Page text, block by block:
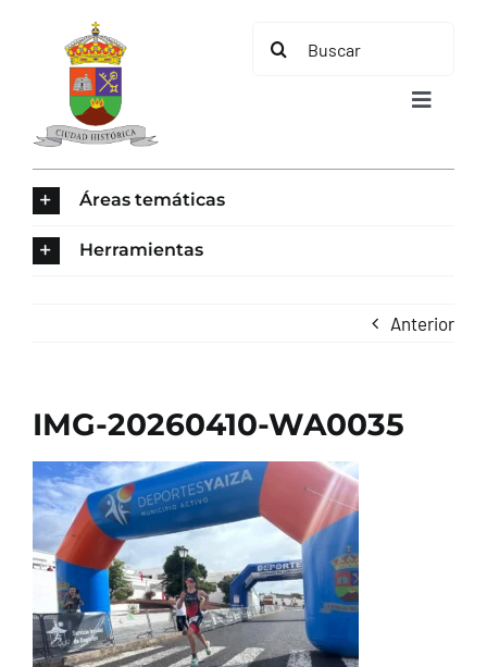
contenido
Buscar:
Toggle
CONTACTO
Áreas temáticas
Herramientas
Anterior
IMG-20260410-WA0035